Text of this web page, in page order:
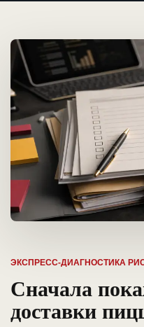
ЭКСПРЕСС-ДИАГНОСТИКА
Сначала
доставки